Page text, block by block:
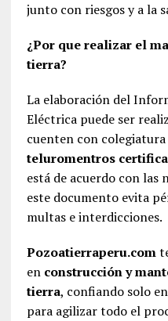
junto con riesgos y a la
¿Por que realizar el
tierra?
La elaboración del
Eléctrica puede ser
cuenten con
teluromentros
está de acuerdo con las
este documento evita
multas e interdicciones.
Pozoatierraperu.com
en construcción y
tierra, confiando solo
para agilizar todo el